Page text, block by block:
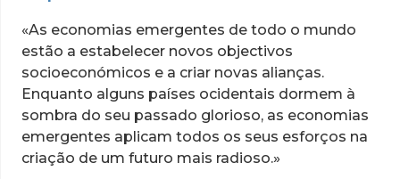
«As economias emergentes de todo o mundo
estão a estabelecer novos objectivos
socioeconómicos e a criar novas alianças.
Enquanto alguns países ocidentais dormem à
sombra do seu passado glorioso, as economias
emergentes aplicam todos os seus esforços na
criação de um futuro mais radioso.»